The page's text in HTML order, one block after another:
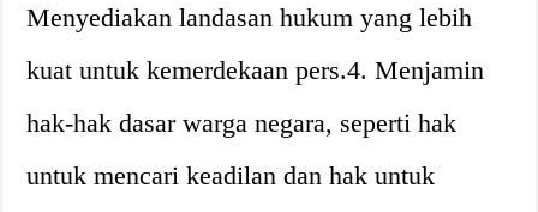
Menyediakan landasan hukum yang lebih
kuat untuk kemerdekaan pers.4. Menjamin
hak-hak dasar warga negara, seperti hak
untuk mencari keadilan dan hak untuk